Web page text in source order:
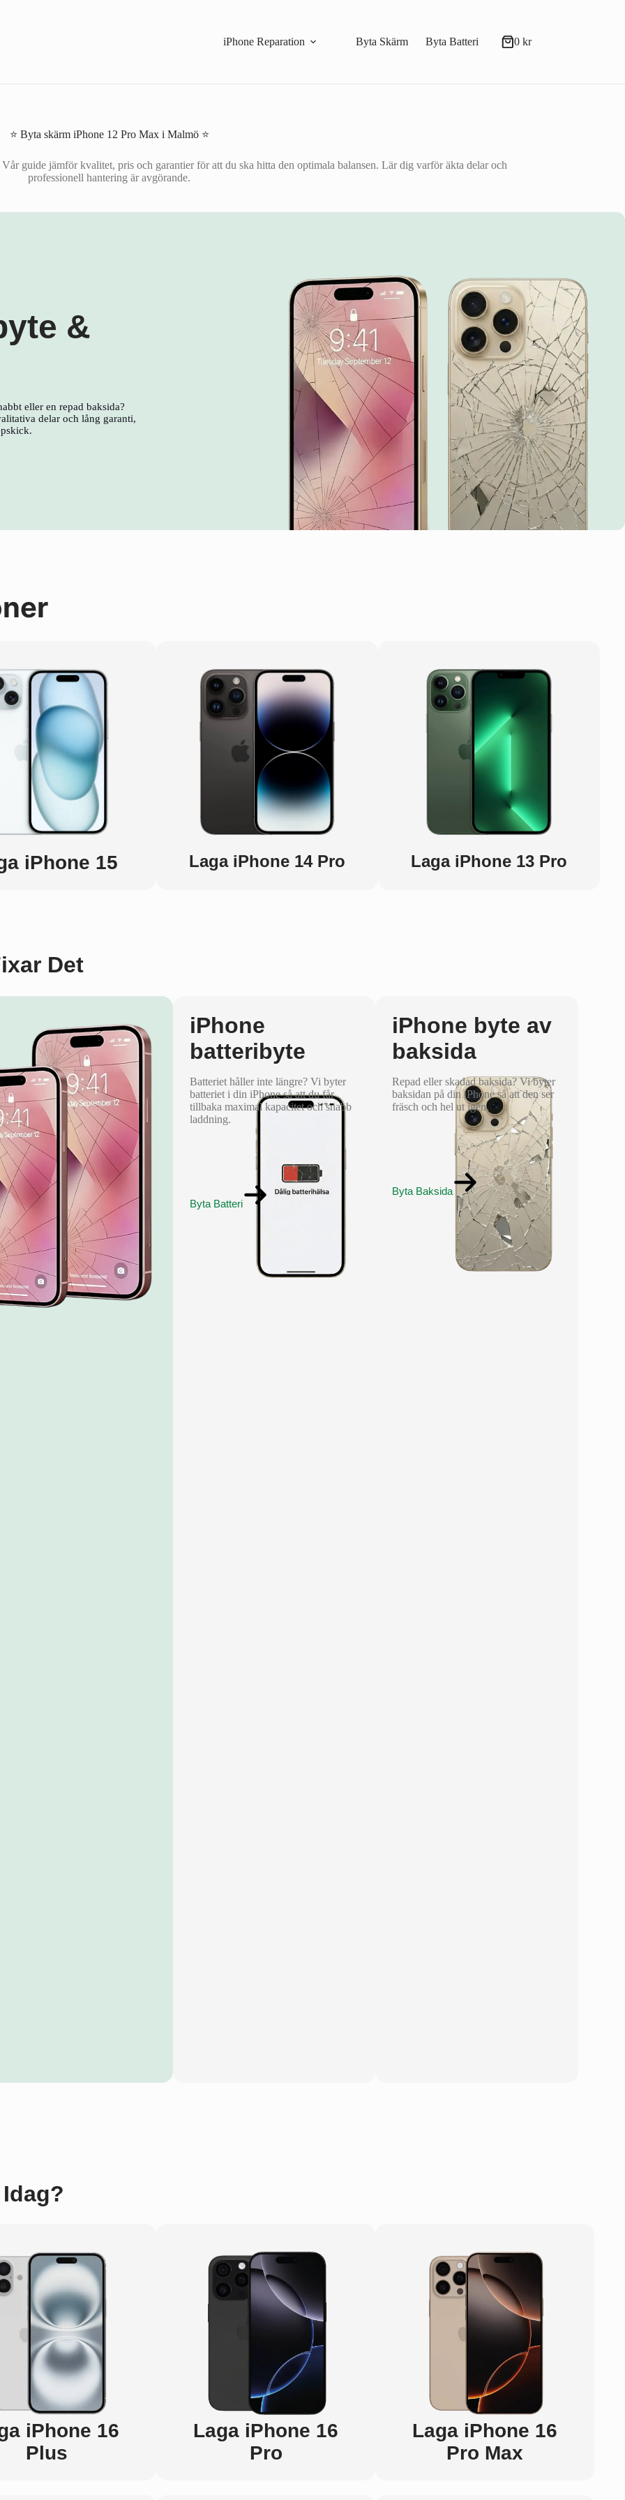
iPhone Reparation
Byta Skärm Byta Batteri Varukorg
0 kr
⭐ Byta skärm iPhone 12 Pro Max i Malmö ⭐
guide jämför kvalitet, pris och garantier för att du ska hitta den optimala balansen. Lär dig varför äkta delar och
professionell hantering är avgörande.
&
eller en repad baksida?
delar och lång garanti,
iPhone 15 Laga iPhone 14 Pro Laga iPhone 13 Pro
Det
iPhone
batteribyte
Batteriet håller inte längre? Vi byter
batteriet i din iPhone så att du får
tillbaka maximal kapacitet och snabb
laddning.
Byta Batteri
iPhone byte av
baksida
Repad eller skadad baksida? Vi byter
baksidan på din iPhone så att den ser
fräsch och hel ut igen.
Byta Baksida
iPhone 16
Plus
Laga iPhone 16
Pro
Laga iPhone 16
Pro Max